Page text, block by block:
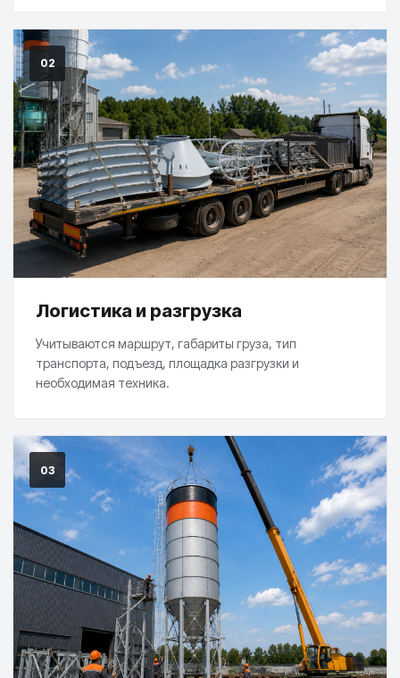
02
Логистика и разгрузка
Учитываются маршрут, габариты груза, тип
транспорта, подъезд, площадка разгрузки и
необходимая техника.
03